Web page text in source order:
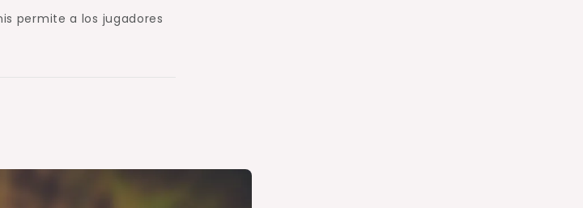
permite a los jugadores